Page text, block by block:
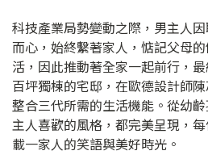
科技產業局勢變動之際，男主人
而心，始終繫著家人，惦記父母
活，因此推動著全家一起前行，
百坪獨棟的宅邸，在歐德設計師
整合三代所需的生活機能。從幼
主人喜歡的風格，都完美呈現，
載一家人的笑語與美好時光。